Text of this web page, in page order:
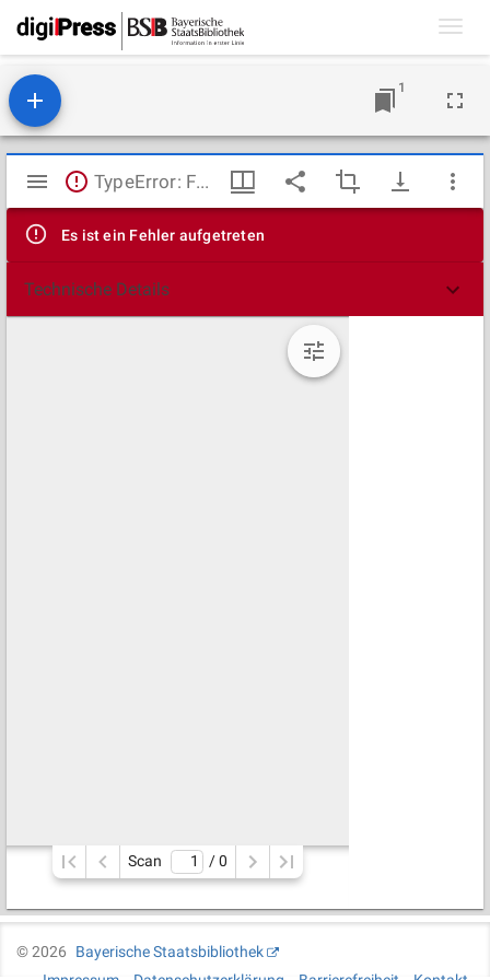
1
Mirador
Viewer
TypeError: Failed to fetch
Es ist ein Fehler aufgetreten
Technische Details
Scan / 0
©2026
Bayerische Staatsbibliothek